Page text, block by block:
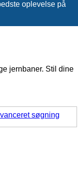
oplevelse på
jernbaner. Stil dine
søgning